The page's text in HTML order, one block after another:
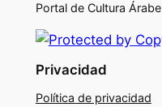
Portal de Cultura Árabe
Privacidad
Política de privacidad